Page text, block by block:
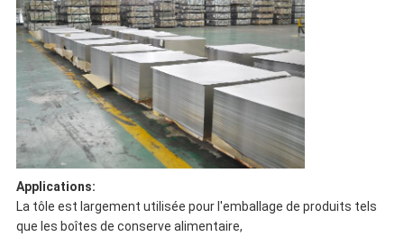
Applications:
La tôle est largement utilisée pour l'emballage de produits tels
que les boîtes de conserve alimentaire,